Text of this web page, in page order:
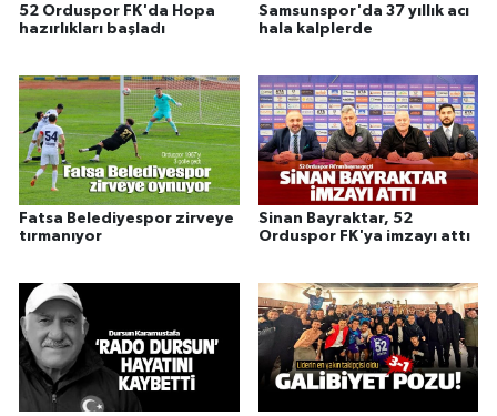
52 Orduspor FK'da Hopa
hazırlıkları başladı
Samsunspor'da 37 yıllık acı
hala kalplerde
Fatsa Belediyespor zirveye
tırmanıyor
Sinan Bayraktar, 52
Orduspor FK'ya imzayı attı